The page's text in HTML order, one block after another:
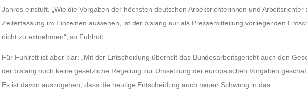
Jahres einstuft. „Wie die Vorgaben der höchsten deutschen Arbeitsrichterinnen und Arbeitsrichter
Zeiterfassung im Einzelnen aussehen, ist der bislang nur als Pressemitteilung vorliegenden
nicht zu entnehmen“, so Fuhlrott.
Für Fuhlrott ist aber klar: „Mit der Entscheidung überholt das Bundesarbeitsgericht auch den
der bislang noch keine gesetzliche Regelung zur Umsetzung der europäischen Vorgaben
Es ist davon auszugehen, dass die heutige Entscheidung auch neuen Schwung in das